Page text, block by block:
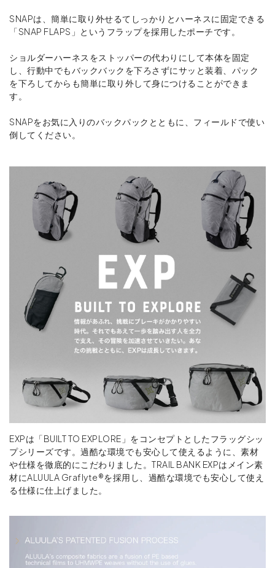
SNAPは、簡単に取り外せるてしっかりとハーネスに固定できる
「SNAP FLAPS」というフラップを採用したポーチです。
ショルダーハーネスをストッパーの代わりにして本体を固定
し、行動中でもバックバックを下ろさずにサッと装着、パック
を下ろしてからも簡単に取り外して身につけることができま
す。
SNAPをお気に入りのバックパックとともに、フィールドで使い
倒してください。
EXPは「BUILT TO EXPLORE」をコンセプトとしたフラッグシッ
プシリーズです。過酷な環境でも安心して使えるように、素材
や仕様を徹底的にこだわりました。TRAIL BANK EXPはメイン素
材にALUULA Graflyte®を採用し、過酷な環境でも安心して使え
る仕様に仕上げました。